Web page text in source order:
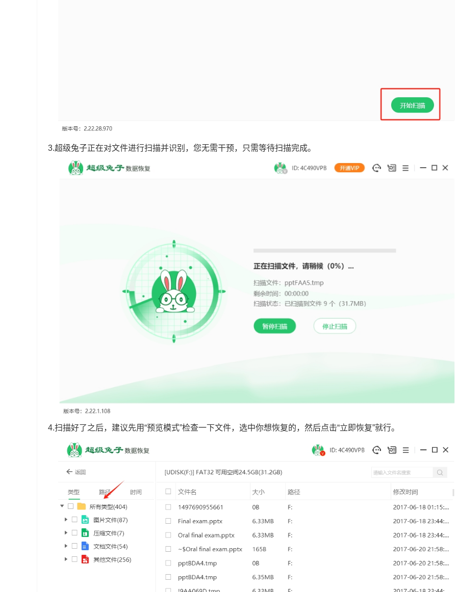
3.超级兔子正在对文件进行扫描并识别，您无需干预，只需等待扫描完成。
4.扫描好了之后，建议先用“预览模式”检查一下文件，选中你想恢复的，然后点击“立即恢复”就行。